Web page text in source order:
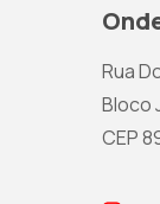
Rua
Bloco
CEP